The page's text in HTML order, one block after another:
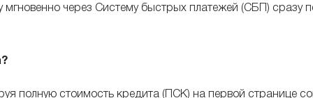
через Систему быстрых платежей (СБП) сразу
полную стоимость кредита (ПСК) на первой странице